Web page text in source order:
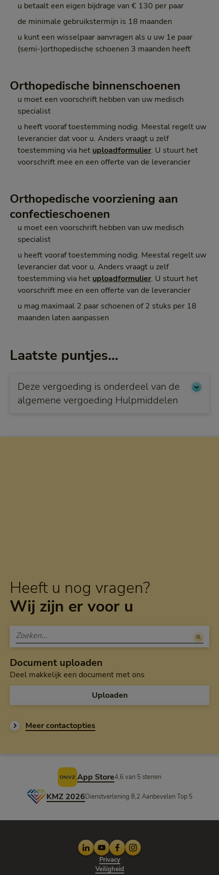
u betaalt een eigen bijdrage van € 130 per paar
de minimale gebruikstermijn is 18 maanden
u kunt een wisselpaar aanvragen als u uw 1e paar
(semi-)orthopedische schoenen 3 maanden heeft
Orthopedische binnenschoenen
u moet een voorschrift hebben van uw medisch
specialist
u heeft vooraf toestemming nodig. Meestal regelt uw
leverancier dat voor u. Anders vraagt u zelf
toestemming via het uploadformulier. U stuurt het
voorschrift mee en een offerte van de leverancier
Orthopedische voorziening aan
confectieschoenen
u moet een voorschrift hebben van uw medisch
specialist
u heeft vooraf toestemming nodig. Meestal regelt uw
leverancier dat voor u. Anders vraagt u zelf
toestemming via het uploadformulier. U stuurt het
voorschrift mee en een offerte van de leverancier
u mag maximaal 2 paar schoenen of 2 stuks per 18
maanden laten aanpassen
Laatste puntjes...
Deze vergoeding is onderdeel van de
algemene vergoeding Hulpmiddelen
Heeft u nog vragen?
Wij zijn er voor u
Document uploaden
Deel makkelijk een document met ons
Uploaden
Meer contactopties
App Store4,6 van 5 sterren
KMZ 2026Dienstverlening 8,2 Aanbevelen Top 5
LinkedIn
YoutubeFacebook
Instagram
Privacy
Veiligheid